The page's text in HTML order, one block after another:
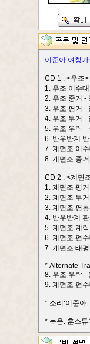
이준아 여창
CD 1 : <우조>
1. 우조 이수
2. 우조 중거 -
3. 우조 평거 -
4. 우조 두거 -
5. 우조 우락 -
6. 반우반계
7. 계면조 이
8. 계면조 중
CD 2 : <계면
1. 계면조 평
2. 계면조 두
3. 계면조 평
4. 반우반계
5. 계면조 계
6. 계면조 편
7. 계면조 태
* Alternate
8. 우조 우락 -
9. 계면조 편
* 소리:이준아
* 녹음: 훈스